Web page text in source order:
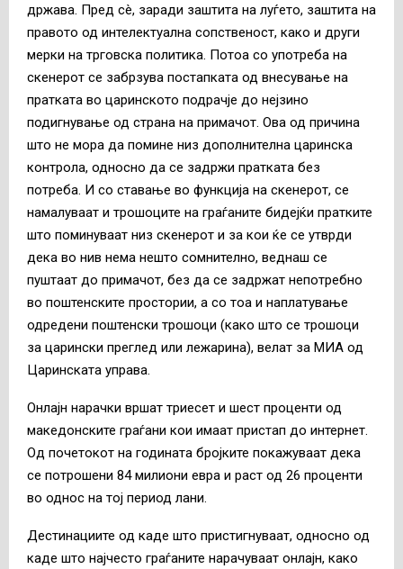
држава. Пред сè, заради заштита на луѓето, заштита на
правото од интелектуална сопственост, како и други
мерки на трговска политика. Потоа со употреба на
скенерот се забрзува постапката од внесување на
пратката во царинското подрачје до нејзино
подигнување од страна на примачот. Ова од причина
што не мора да помине низ дополнителна царинска
контрола, односно да се задржи пратката без
потреба. И со ставање во функција на скенерот, се
намалуваат и трошоците на граѓаните бидејќи пратките
што поминуваат низ скенерот и за кои ќе се утврди
дека во нив нема нешто сомнително, веднаш се
пуштаат до примачот, без да се задржат непотребно
во поштенските простории, а со тоа и наплатување
одредени поштенски трошоци (како што се трошоци
за царински преглед или лежарина), велат за МИА од
Царинската управа.
Онлајн нарачки вршат триесет и шест проценти од
македонските граѓани кои имаат пристап до интернет.
Од почетокот на годината бројките покажуваат дека
се потрошени 84 милиони евра и раст од 26 проценти
во однос на тој период лани.
Дестинациите од каде што пристигнуваат, односно од
каде што најчесто граѓаните нарачуваат онлајн, како